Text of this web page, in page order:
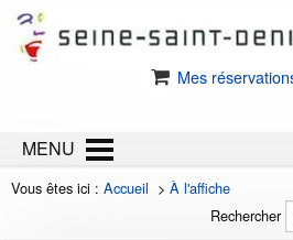
Mes
MENU
Vous êtes ici : Accueil > À l'affiche
Rechercher